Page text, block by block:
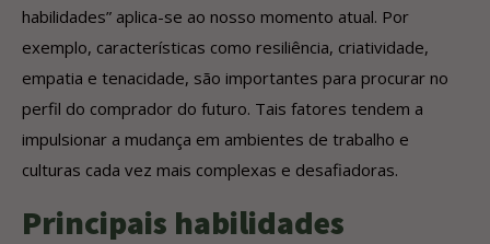
habilidades” aplica-se ao nosso momento atual. Por
exemplo, características como resiliência, criatividade,
empatia e tenacidade, são importantes para procurar no
perfil do comprador do futuro. Tais fatores tendem a
impulsionar a mudança em ambientes de trabalho e
culturas cada vez mais complexas e desafiadoras.
Principais habilidades